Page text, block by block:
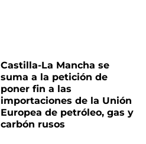
Castilla-La Mancha se
suma a la petición de
poner fin a las
importaciones de la Unión
Europea de petróleo, gas y
carbón rusos